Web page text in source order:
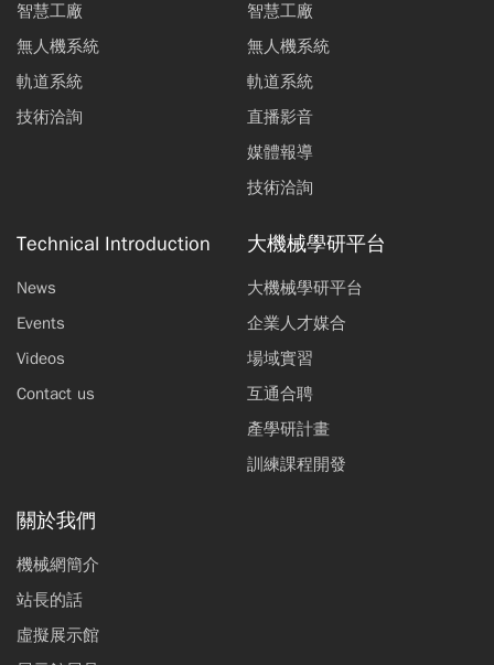
智慧工廠
無人機系統
軌道系統
技術洽詢
智慧工廠
無人機系統
軌道系統
直播影音
媒體報導
技術洽詢
Technical Introduction
News
Events
Videos
Contact us
大機械學研平台
大機械學研平台
企業人才媒合
場域實習
互通合聘
產學研計畫
訓練課程開發
關於我們
機械網簡介
站長的話
虛擬展示館